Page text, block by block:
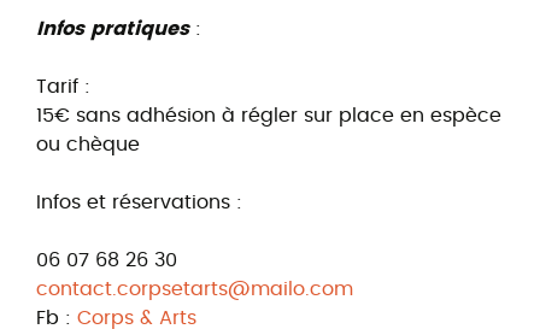
Infos pratiques:
Tarif :
15€ sans adhésion à régler sur place en espèce
ou chèque
Infos et réservations :
06 07 68 26 30
contact.corpsetarts@mailo.com
Fb : Corps & Arts